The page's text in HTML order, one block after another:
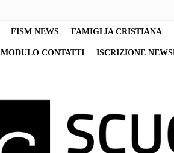
FISM NEWS FAMIGLIA CRISTIANA
MODULO CONTATTI ISCRIZIONE